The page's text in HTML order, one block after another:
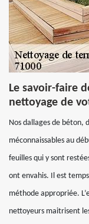
Le savoir-faire
nettoyage de
Nos dallages de béton,
méconnaissables au
feuilles qui y sont
ont envahis. Il est
méthode appropriée.
nettoyeurs maitrisent